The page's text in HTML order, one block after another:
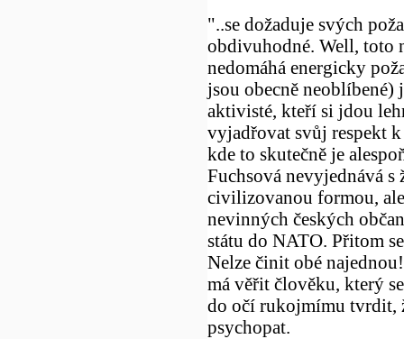
"..se dožaduje svých
obdivuhodné. Well, toto
nedomáhá energicky
jsou obecně
aktivisté, kteří si jdou
vyjadřovat svůj respekt
kde to skutečně je
Fuchsová nevyjednává
civilizovanou formou,
nevinných českých
státu do NATO. Přitom
Nelze činit obé
má věřit člověku, který
do očí rukojmímu tvrdit,
psychopat.